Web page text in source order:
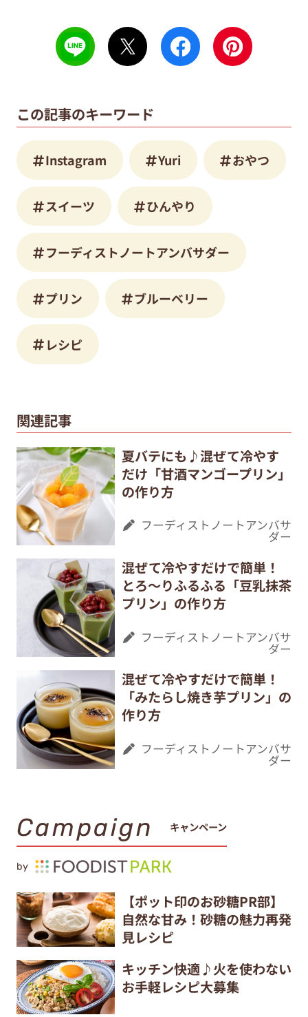
この記事のキーワード
Instagram Yuri おやつ
スイーツ ひんやり
フーディストノートアンバサダー
プリン ブルーベリー
レシピ
関連記事
夏バテにも♪混ぜて冷やす
だけ「甘酒マンゴープリン」
の作り方
フーディストノートアンバサ
ダー
混ぜて冷やすだけで簡単！
とろ～りふるふる「豆乳抹茶
プリン」の作り方
フーディストノートアンバサ
ダー
混ぜて冷やすだけで簡単！
「みたらし焼き芋プリン」の
作り方
フーディストノートアンバサ
ダー
Campaign キャンペーン
by
【ポット印のお砂糖PR部】
自然な甘み！砂糖の魅力再発
見レシピ
キッチン快適♪火を使わない
お手軽レシピ大募集